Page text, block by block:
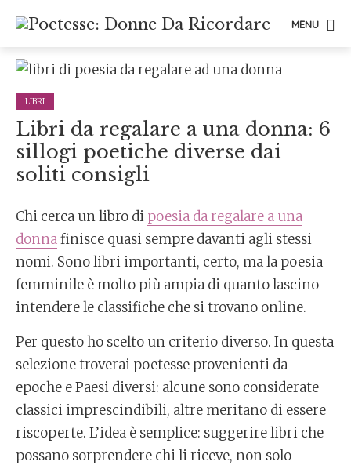
MENU
LIBRI
Libri da regalare a una donna: 6
sillogi poetiche diverse dai
soliti consigli
Chi cerca un libro di poesia da regalare a una
donnafinisce quasi sempre davanti agli stessi
nomi. Sono libri importanti, certo, ma la poesia
femminile è molto più ampia di quanto lascino
intendere le classifiche che si trovano online.
Per questo ho scelto un criterio diverso. In questa
selezione troverai poetesse provenienti da
epoche e Paesi diversi: alcune sono considerate
classici imprescindibili, altre meritano di essere
riscoperte. L’idea è semplice: suggerire libri che
possano sorprendere chi li riceve, non solo